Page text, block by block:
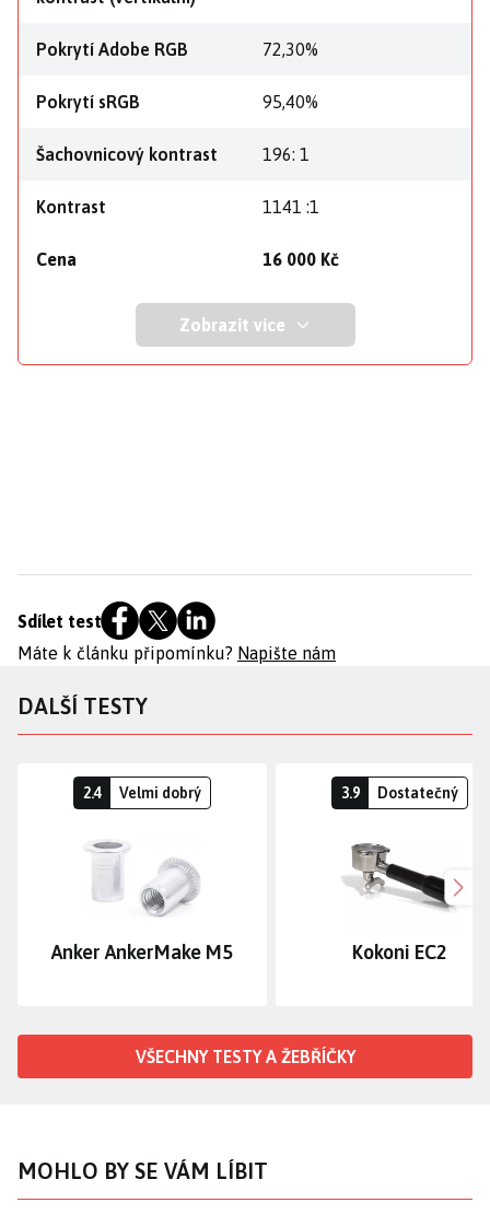
Pokrytí Adobe RGB 72,30%
Pokrytí sRGB 95,40%
Šachovnicový kontrast 196: 1
Kontrast 1141 :1
Cena 16 000 Kč
Zobrazit více
Sdílet test
Máte k článku připomínku? Napište nám
DALŠÍ TESTY
2.4 Velmi dobrý
Anker AnkerMake M5
3.9 Dostatečný
Kokoni EC2
VŠECHNY TESTY A ŽEBŘÍČKY
MOHLO BY SE VÁM LÍBIT